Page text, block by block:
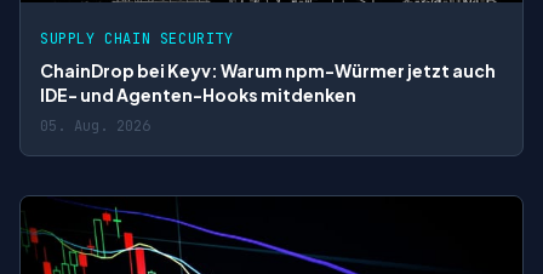
SUPPLY CHAIN SECURITY
ChainDrop bei Keyv: Warum npm-Würmer jetzt auch
IDE- und Agenten-Hooks mitdenken
05. Aug. 2026